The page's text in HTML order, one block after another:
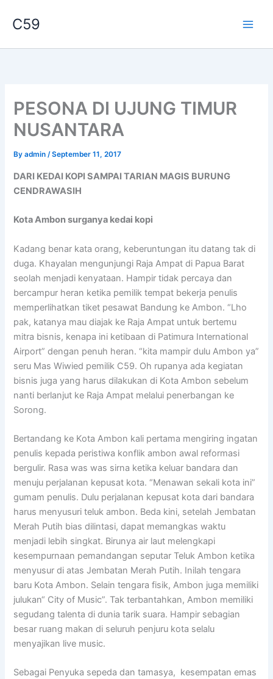
C59
PESONA DI UJUNG TIMUR
NUSANTARA
Byadmin/September 11, 2017
DARI KEDAI KOPI SAMPAI TARIAN MAGIS BURUNG
CENDRAWASIH
Kota Ambon surganya kedai kopi
Kadang benar kata orang, keberuntungan itu datang tak di
duga. Khayalan mengunjungi Raja Ampat di Papua Barat
seolah menjadi kenyataan. Hampir tidak percaya dan
bercampur heran ketika pemilik tempat bekerja penulis
memperlihatkan tiket pesawat Bandung ke Ambon. “Lho
pak, katanya mau diajak ke Raja Ampat untuk bertemu
mitra bisnis, kenapa ini ketibaan di Patimura International
Airport” dengan penuh heran. “kita mampir dulu Ambon ya”
seru Mas Wiwied pemilik C59. Oh rupanya ada kegiatan
bisnis juga yang harus dilakukan di Kota Ambon sebelum
nanti berlanjut ke Raja Ampat melalui penerbangan ke
Sorong.
Bertandang ke Kota Ambon kali pertama mengiring ingatan
penulis kepada peristiwa konflik ambon awal reformasi
bergulir. Rasa was was sirna ketika keluar bandara dan
menuju perjalanan kepusat kota. “Menawan sekali kota ini”
gumam penulis. Dulu perjalanan kepusat kota dari bandara
harus menyusuri teluk ambon. Beda kini, setelah Jembatan
Merah Putih bias dilintasi, dapat memangkas waktu
menjadi lebih singkat. Birunya air laut melengkapi
kesempurnaan pemandangan seputar Teluk Ambon ketika
menyusur di atas Jembatan Merah Putih. Inilah tengara
baru Kota Ambon. Selain tengara fisik, Ambon juga memiliki
julukan“ City of Music”. Tak terbantahkan, Ambon memiliki
segudang talenta di dunia tarik suara. Hampir sebagian
besar ruang makan di seluruh penjuru kota selalu
menyajikan live music.
Sebagai Penyuka sepeda dan tamasya, kesempatan emas